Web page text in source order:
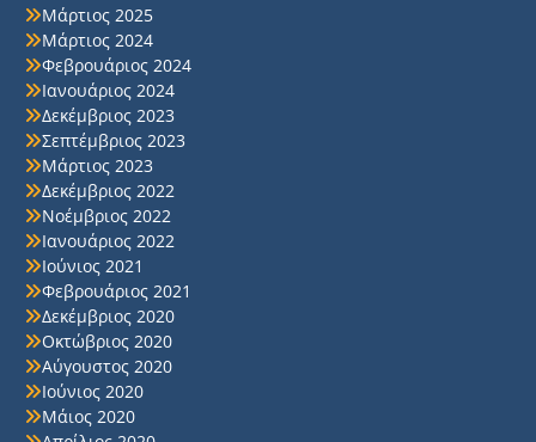
Μάρτιος 2025
Μάρτιος 2024
Φεβρουάριος 2024
Ιανουάριος 2024
Δεκέμβριος 2023
Σεπτέμβριος 2023
Μάρτιος 2023
Δεκέμβριος 2022
Νοέμβριος 2022
Ιανουάριος 2022
Ιούνιος 2021
Φεβρουάριος 2021
Δεκέμβριος 2020
Οκτώβριος 2020
Αύγουστος 2020
Ιούνιος 2020
Μάιος 2020